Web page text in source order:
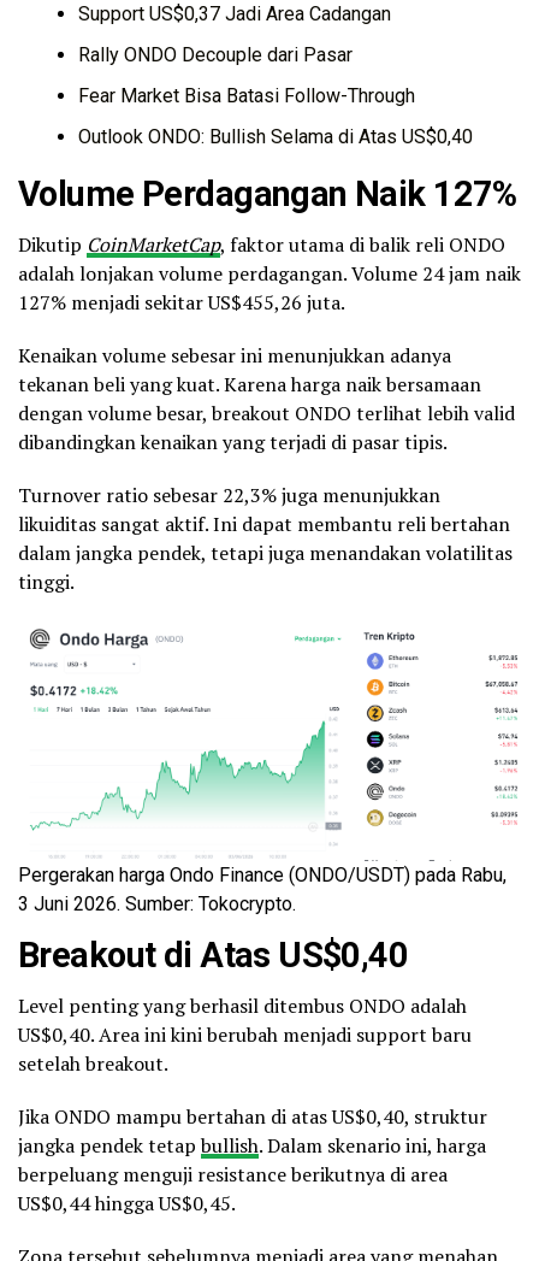
Support US$0,37 Jadi Area Cadangan
Rally ONDO Decouple dari Pasar
Fear Market Bisa Batasi Follow-Through
Outlook ONDO: Bullish Selama di Atas US$0,40
Volume Perdagangan Naik 127%
Dikutip CoinMarketCap, faktor utama di balik reli ONDO
adalah lonjakan volume perdagangan. Volume 24 jam naik
127% menjadi sekitar US$455,26 juta.
Kenaikan volume sebesar ini menunjukkan adanya
tekanan beli yang kuat. Karena harga naik bersamaan
dengan volume besar, breakout ONDO terlihat lebih valid
dibandingkan kenaikan yang terjadi di pasar tipis.
Turnover ratio sebesar 22,3% juga menunjukkan
likuiditas sangat aktif. Ini dapat membantu reli bertahan
dalam jangka pendek, tetapi juga menandakan volatilitas
tinggi.
Pergerakan harga Ondo Finance (ONDO/USDT) pada Rabu,
3 Juni 2026. Sumber: Tokocrypto.
Breakout di Atas US$0,40
Level penting yang berhasil ditembus ONDO adalah
US$0,40. Area ini kini berubah menjadi support baru
setelah breakout.
Jika ONDO mampu bertahan di atas US$0,40, struktur
jangka pendek tetapbullish. Dalam skenario ini, harga
berpeluang menguji resistance berikutnya di area
US$0,44 hingga US$0,45.